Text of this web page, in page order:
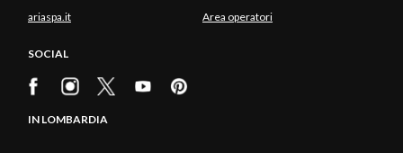
ariaspa.it Area operatori
SOCIAL
IN LOMBARDIA